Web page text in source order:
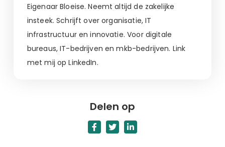
Eigenaar Bloeise. Neemt altijd de zakelijke
insteek. Schrijft over organisatie, IT
infrastructuur en innovatie. Voor digitale
bureaus, IT-bedrijven en mkb-bedrijven. Link
met mij op LinkedIn.
Delen op